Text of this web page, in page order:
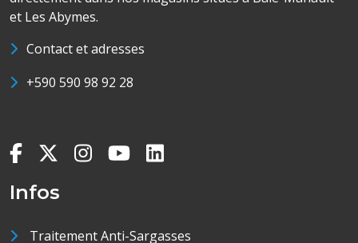
et Les Abymes.
Contact et adresses
+590 590 98 92 28
Infos
Traitement Anti-Sargasses